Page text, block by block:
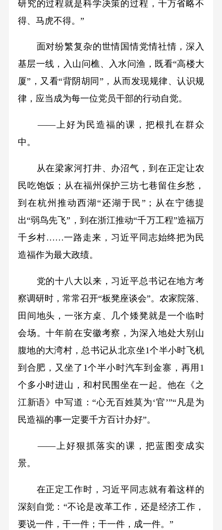
研究的过程就是科学决策的过程，千万省略不
得、马虎不得。”
面对纷繁复杂的世情国情党情社情，深入
基层一线，入山问樵、入水问渔，既看“高楼大
厦”，又看“背阴胡同”，从而发现规律、认识规
律，应当成为每一位党员干部的行动自觉。
——上好为民造福的课，把根扎在群众
中。
从在梁家河打井、办沼气，到在正定让农
民吃饱饭；从在福州保护三坊七巷留住乡愁，
到在杭州推动西湖“还湖于民”；从在宁德提
出“弱鸟先飞”，到在浙江推动“千万工程”造福万
千乡村……一路走来，习近平同志始终把为民
造福作为最大政绩。
党的十八大以来，习近平总书记在地方考
察调研时，常常召开“板凳座谈会”。农家院落、
田间地头，一张方桌、几个矮凳就是一个临时
会场。十年前在安徽考察，为深入地处大别山
腹地的大湾村，总书记从北京坐1个半小时飞机
到合肥，又坐了1个半小时汽车到金寨，再用1
个多小时进山，和村民围坐在一起。他在《之
江新语》中写道：“心无百姓莫为‘官’”“凡是为
民造福的事一定要千方百计办好”。
——上好狠抓落实的课，把蓝图变成实
景。
在正定工作时，习近平同志就有着这样的
深刻自觉：“不论是改革工作，还是经济工作，
要说一件，干一件；干一件，成一件。”